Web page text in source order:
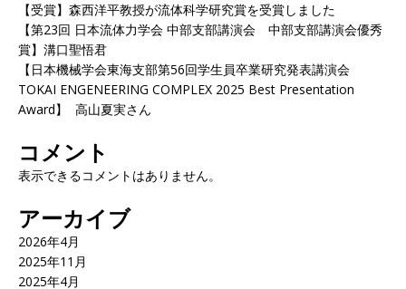
【受賞】森西洋平教授が流体科学研究賞を受賞しました
【第23回 日本流体力学会 中部支部講演会 中部支部講演会優秀
賞】溝口聖悟君
【日本機械学会東海支部第56回学生員卒業研究発表講演会
TOKAI ENGENEERING COMPLEX 2025 Best Presentation
Award】 高山夏実さん
コメント
表示できるコメントはありません。
アーカイブ
2026年4月
2025年11月
2025年4月